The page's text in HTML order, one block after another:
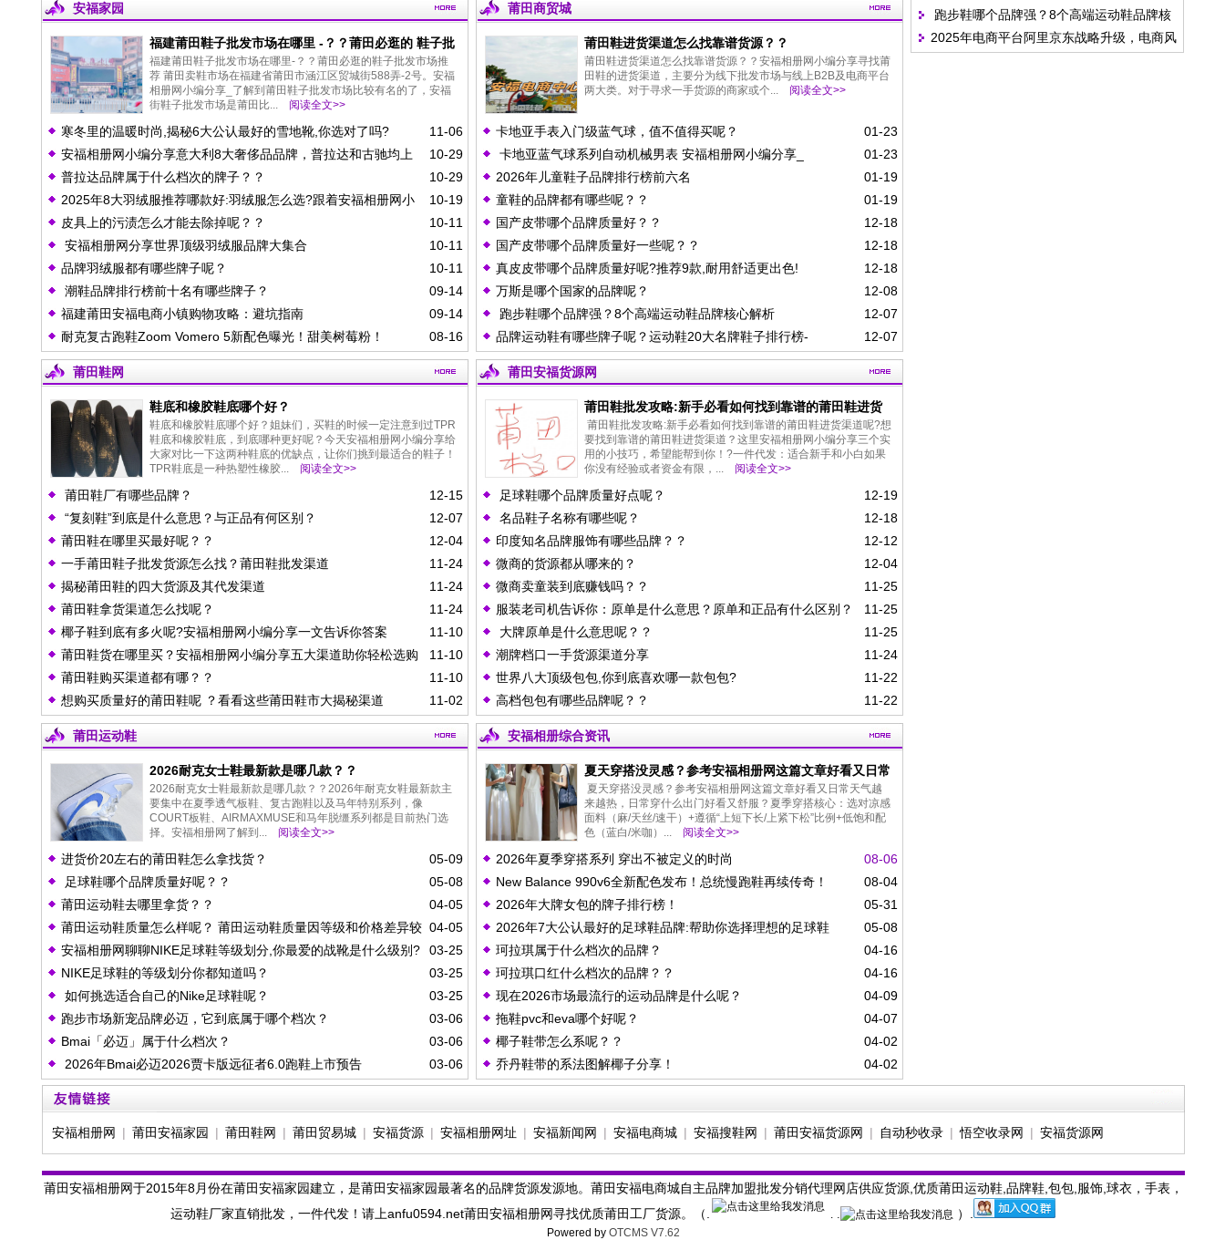
安福家园
福建莆田鞋子批发市场在哪里 -？？莆田必逛的 鞋子批
发市场推荐
福建莆田鞋子批发市场在哪里-？？莆田必逛的鞋子批发市场推
荐 莆田卖鞋市场在福建省莆田市涵江区贸城街588弄-2号。安福
相册网小编分享_了解到莆田鞋子批发市场比较有名的了，安福
街鞋子批发市场是莆田比...
阅读全文>>
11-06
寒冬里的温暖时尚,揭秘6大公认最好的雪地靴,你选对了吗?
10-29
安福相册网小编分享意大利8大奢侈品品牌，普拉达和古驰均上
榜，你买过吗？
10-29
普拉达品牌属于什么档次的牌子？？
10-19
2025年8大羽绒服推荐哪款好:羽绒服怎么选?跟着安福相册网小
编,选购不迷路哦!
10-11
皮具上的污渍怎么才能去除掉呢？？
10-11
安福相册网分享世界顶级羽绒服品牌大集合
10-11
品牌羽绒服都有哪些牌子呢？
09-14
潮鞋品牌排行榜前十名有哪些牌子？
09-14
福建莆田安福电商小镇购物攻略：避坑指南
08-16
耐克复古跑鞋Zoom Vomero 5新配色曝光！甜美树莓粉！
莆田商贸城
莆田鞋进货渠道怎么找靠谱货源？？
莆田鞋进货渠道怎么找靠谱货源？？安福相册网小编分享寻找莆
田鞋的进货渠道，主要分为‌线下批发市场‌与‌线上B2B及电商平台‌
两大类。对于寻求一手货源的商家或个...
阅读全文>>
01-23
卡地亚手表入门级蓝气球，值不值得买呢？
01-23
卡地亚蓝气球系列自动机械男表 安福相册网小编分享_
01-19
2026年儿童鞋子品牌排行榜前六名
01-19
童鞋的品牌都有哪些呢？？
12-18
国产皮带哪个品牌质量好？？
12-18
国产皮带哪个品牌质量好一些呢？？
12-18
真皮皮带哪个品牌质量好呢?推荐9款,耐用舒适更出色!
12-08
万斯是哪个国家的品牌呢？
12-07
跑步鞋哪个品牌强？8个高端运动鞋品牌核心解析
12-07
品牌运动鞋有哪些牌子呢？运动鞋20大名牌鞋子排行榜-
莆田鞋网
鞋底和橡胶鞋底哪个好？
鞋底和橡胶鞋底哪个好？姐妹们，买鞋的时候一定注意到过TPR
鞋底和橡胶鞋底，到底哪种更好呢？今天安福相册网小编分享给
大家对比一下这两种鞋底的优缺点，让你们挑到最适合的鞋子！
TPR鞋底是一种热塑性橡胶...
阅读全文>>
12-15
莆田鞋厂有哪些品牌？
12-07
“复刻鞋”到底是什么意思？与正品有何区别？
12-04
莆田鞋在哪里买最好呢？？
11-24
一手莆田鞋子批发货源怎么找？莆田鞋批发渠道
11-24
揭秘莆田鞋的四大货源及其代发渠道
11-24
莆田鞋拿货渠道怎么找呢？
11-10
椰子鞋到底有多火呢?安福相册网小编分享一文告诉你答案
11-10
莆田鞋货在哪里买？安福相册网小编分享五大渠道助你轻松选购
11-10
莆田鞋购买渠道都有哪？？
11-02
想购买质量好的莆田鞋呢 ？看看这些莆田鞋市大揭秘渠道
莆田安福货源网
莆田鞋批发攻略:新手必看如何找到靠谱的莆田鞋进货
渠道呢?
莆田鞋批发攻略:新手必看如何找到靠谱的莆田鞋进货渠道呢?想
要找到靠谱的莆田鞋进货渠道？这里安福相册网小编分享三个实
用的小技巧，希望能帮到你！?一件代发：适合新手和小白如果
你没有经验或者资金有限，...
阅读全文>>
12-19
足球鞋哪个品牌质量好点呢？
12-18
名品鞋子名称有哪些呢？
12-12
印度知名品牌服饰有哪些品牌？？
12-04
微商的货源都从哪来的？
11-25
微商卖童装到底赚钱吗？？
11-25
服装老司机告诉你：原单是什么意思？原单和正品有什么区别？
11-25
大牌原单是什么意思呢？？
11-24
潮牌档口一手货源渠道分享
11-22
世界八大顶级包包,你到底喜欢哪一款包包?
11-22
高档包包有哪些品牌呢？？
莆田运动鞋
2026耐克女士鞋最新款是哪几款？？
2026耐克女士鞋最新款是哪几款？？2026年耐克女鞋最新款主
要集中在夏季透气板鞋、复古跑鞋以及马年特别系列，像
COURT板鞋、AIRMAXMUSE和马年脱缰系列都是目前热门选
择。安福相册网了解到...
阅读全文>>
05-09
进货价20左右的莆田鞋怎么拿找货？
05-08
足球鞋哪个品牌质量好呢？？
04-05
莆田运动鞋去哪里拿货？？
04-05
莆田运动鞋质量怎么样呢？ 莆田运动鞋质量因等级和价格差异较
大
03-25
安福相册网聊聊NIKE足球鞋等级划分,你最爱的战靴是什么级别?
03-25
NIKE足球鞋的等级划分你都知道吗？
03-25
如何挑选适合自己的Nike足球鞋呢？
03-06
跑步市场新宠品牌必迈，它到底属于哪个档次？
03-06
Bmai「必迈」属于什么档次？
03-06
2026年Bmai必迈2026贾卡版远征者6.0跑鞋上市预告
安福相册综合资讯
夏天穿搭没灵感？参考安福相册网这篇文章好看又日常
夏天穿搭没灵感？参考安福相册网这篇文章好看又日常天气越
来越热，日常穿什么出门好看又舒服？夏季穿搭核心：‌选对凉感
面料（麻/天丝/速干）+遵循“上短下长/上紧下松”比例+低饱和配
色（蓝白/米咖）‌...
阅读全文>>
08-06
2026年夏季穿搭系列 穿出不被定义的时尚
08-04
New Balance 990v6全新配色发布！总统慢跑鞋再续传奇！
05-31
2026年大牌女包的牌子排行榜！
05-08
2026年7大公认最好的足球鞋品牌:帮助你选择理想的足球鞋
04-16
珂拉琪属于什么档次的品牌？
04-16
珂拉琪口红什么档次的品牌？？
04-09
现在2026市场最流行的运动品牌是什么呢？
04-07
拖鞋pvc和eva哪个好呢？
04-02
椰子鞋带怎么系呢？？
04-02
乔丹鞋带的系法图解椰子分享！
呢？
跑步鞋哪个品牌强？8个高端运动鞋品牌核
心解析
2025年电商平台阿里京东战略升级，电商风
安福相册网 | 莆田安福家园 | 莆田鞋网 | 莆田贸易城| 安福货源| 安福相册网址 | 安福新闻网 | 安福电商城| 安福搜鞋网 | 莆田安福货源网 | 自动秒收录|悟空收录网 | 安福货源网
莆田安福相册网于2015年8月份在莆田安福家园建立，是莆田安福家园最著名的品牌货源发源地。莆田安福电商城自主品牌加盟批发分销代理网店供应货源,优质莆田运动鞋,品牌鞋,包包,服饰,球衣，手表，
运动鞋厂家直销批发，一件代发！请上anfu0594.net莆田安福相册网寻找优质莆田工厂货源。（.
. . ）
Powered by OTCMS V7.62